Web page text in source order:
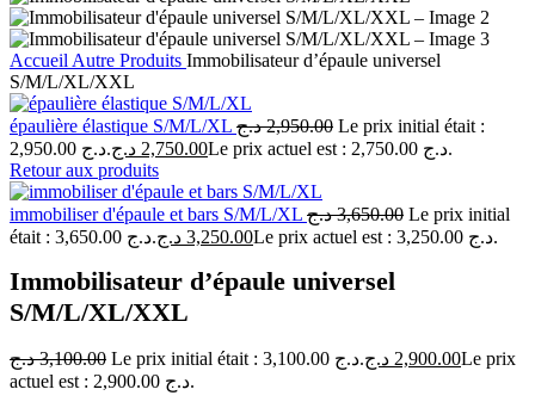
Accueil Autre Produits Immobilisateur d’épaule universel
S/M/L/XL/XXL
épaulière élastique S/M/L/XL 2,950.00 د.ج
Le prix initial était :
2,950.00 د.ج.
2,750.00 د.ج
Le prix actuel est : 2,750.00 د.ج.
Retour aux produits
immobiliser d'épaule et bars S/M/L/XL 3,650.00 د.ج
Le prix initial
était : 3,650.00 د.ج.
3,250.00 د.ج Le prix actuel est : 3,250.00 د.ج.
Immobilisateur d’épaule universel
S/M/L/XL/XXL
3,100.00 د.ج Le prix initial était : 3,100.00 د.ج. 2,900.00 د.ج
Le prix
actuel est : 2,900.00 د.ج.